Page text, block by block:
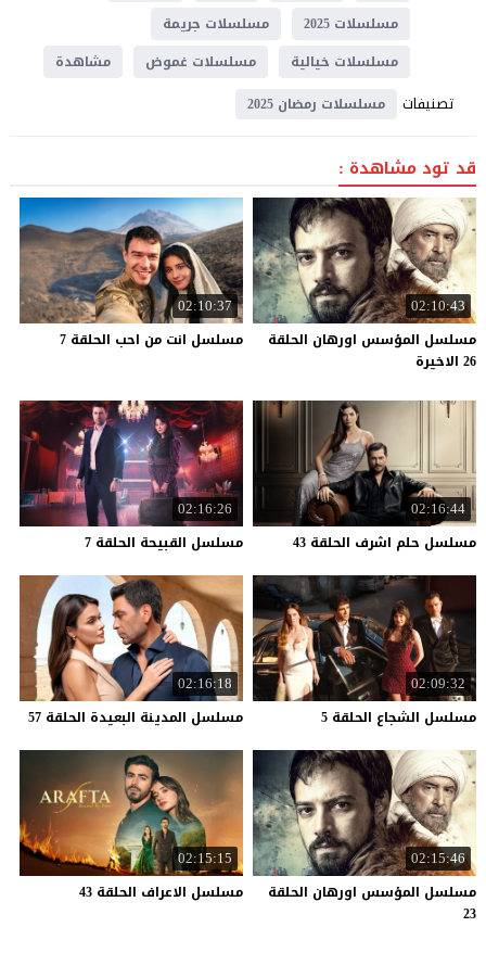
مسلسلات 2025
مسلسلات جريمة
مسلسلات خيالية
مسلسلات غموض مشاهدة
تصنيفات مسلسلات رمضان 2025
قد تود مشاهدة :
02:10:43
مسلسل المؤسس اورهان الحلقة
26 الاخيرة
02:10:37
مسلسل انت من احب الحلقة 7
02:16:44
مسلسل حلم اشرف الحلقة 43
02:16:26
مسلسل القبيحة الحلقة 7
02:09:32
مسلسل الشجاع الحلقة 5
02:16:18
مسلسل المدينة البعيدة الحلقة 57
02:15:46
مسلسل المؤسس اورهان الحلقة
23
02:15:15
مسلسل الاعراف الحلقة 43